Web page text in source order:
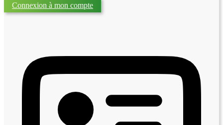
Connexion à mon compte